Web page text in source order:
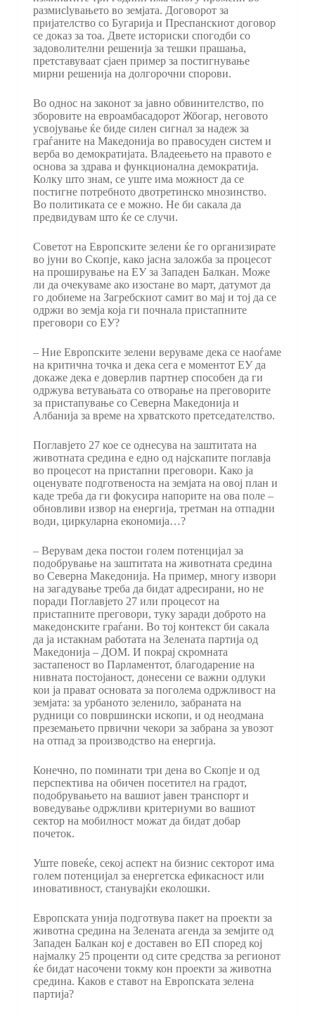
размисlувањето во земјата. Договорот за
пријателство со Бугарија и Преспанскиот договор
се доказ за тоа. Двете историски спогодби со
задоволителни решенија за тешки прашања,
претставуваат сјаен пример за постигнување
мирни решенија на долгорочни спорови.
Во однос на законот за јавно обвинителство, по
зборовите на евроамбасадорот Жбогар, неговото
усвојување ќе биде силен сигнал за надеж за
граѓаните на Македонија во правосуден систем и
верба во демократијата. Владеењето на правото е
основа за здрава и функционална демократија.
Колку што знам, се уште има можност да се
постигне потребното двотретинско мнозинство.
Во политиката се е можно. Не би сакала да
предвидувам што ќе се случи.
Советот на Европските зелени ќе го организирате
во јуни во Скопје, како јасна заложба за процесот
на проширување на ЕУ за Западен Балкан. Може
ли да очекуваме ако изостане во март, датумот да
го добиеме на Загребскиот самит во мај и тој да се
одржи во земја која ги почнала пристапните
преговори со ЕУ?
– Ние Европските зелени веруваме дека се наоѓаме
на критична точка и дека сега е моментот ЕУ да
докаже дека е доверлив партнер способен да ги
одржува ветувањата со отворање на преговорите
за пристапување со Северна Македонија и
Албанија за време на хрватското претседателство.
Поглавјето 27 кое се однесува на заштитата на
животната средина е едно од најскапите поглавја
во процесот на пристапни преговори. Како ја
оценувате подготвеноста на земјата на овој план и
каде треба да ги фокусира напорите на ова поле –
обновливи извор на енергија, третман на отпадни
води, циркуларна економија…?
– Верувам дека постои голем потенцијал за
подобрување на заштитата на животната средина
во Северна Македонија. На пример, многу извори
на загадување треба да бидат адресирани, но не
поради Поглавјето 27 или процесот на
пристапните преговори, туку заради доброто на
македонските граѓани. Во тој контекст би сакала
да ја истакнам работата на Зелената партија од
Македонија – ДОМ. И покрај скромната
застапеност во Парламентот, благодарение на
нивната постојаност, донесени се важни одлуки
кои ја прават основата за поголема одржливост на
земјата: за урбаното зеленило, забраната на
рудници со површински ископи, и од неодмана
преземањето првични чекори за забрана за увозот
на отпад за производство на енергија.
Конечно, по поминати три дена во Скопје и од
перспектива на обичен посетител на градот,
подобрувањето на вашиот јавен транспорт и
воведување одржливи критериуми во вашиот
сектор на мобилност можат да бидат добар
почеток.
Уште повеќе, секој аспект на бизнис секторот има
голем потенцијал за енергетска ефикасност или
иновативност, станувајќи еколошки.
Европската унија подготвува пакет на проекти за
животна средина на Зелената агенда за земјите од
Западен Балкан кој е доставен во ЕП според кој
најмалку 25 проценти од сите средства за регионот
ќе бидат насочени токму кон проекти за животна
средина. Каков е ставот на Европската зелена
партија?